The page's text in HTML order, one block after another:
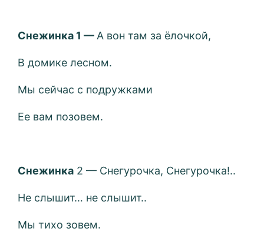
Снежинка 1 —А вон там за ёлочкой,
В домике лесном.
Мы сейчас с подружками
Ее вам позовем.
Снежинка 2 — Снегурочка, Снегурочка!..
Не слышит… не слышит..
Мы тихо зовем.